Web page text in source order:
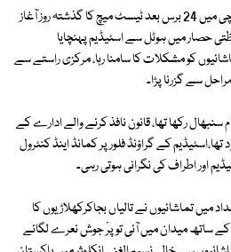
پاکستان اور آسٹریلیا کے درمیان کراچی میں 24 برس بعد ٹیسٹ میچ کا گذشتہ روز آغاز
حصار میں ہوٹل سے اسٹیڈیم پہنچایا
کو مشکلات کا سامنا رہا، مرکزی راستے سے
سنبھال رکھا تھا، قانون نافذ کرنے والے ادارے کے
کے گراؤنڈ فلور پر کمانڈ اینڈ کنٹرول
اور اطراف کی نگرانی ہوتی رہی۔
میں تماشائیوں نے تالیاں بجاکرکھلاڑیوں کا
ساتھ میدان میں آئی تو پرْ جوش نعرے لگائے